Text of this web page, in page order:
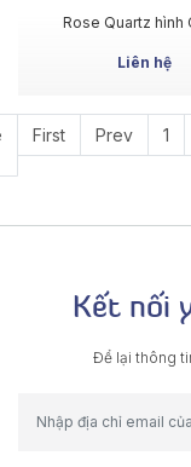
MUA NGAY
Rose Quartz hình
Liên hệ
First Prev 1
Kết nối
Để lại thông